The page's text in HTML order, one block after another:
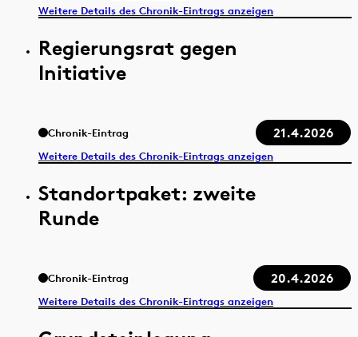
Weitere Details des Chronik-Eintrags anzeigen
Regierungsrat gegen
Initiative
Chronik-Eintrag 21.4.2026
Weitere Details des Chronik-Eintrags anzeigen
Standortpaket: zweite
Runde
Chronik-Eintrag 20.4.2026
Weitere Details des Chronik-Eintrags anzeigen